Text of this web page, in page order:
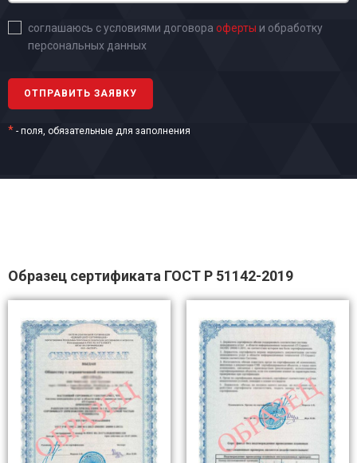
соглашаюсь с условиями договора оферты и обработку
персональных данных
* - поля, обязательные для заполнения
Образец сертификата ГОСТ Р 51142-2019